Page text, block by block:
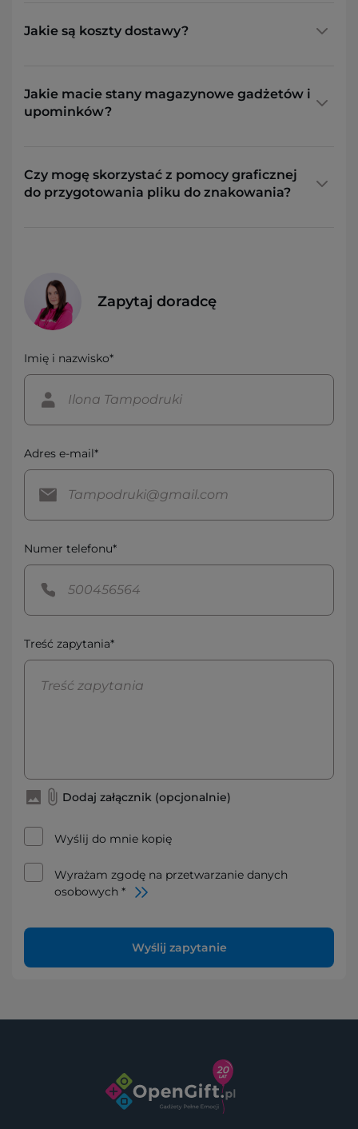
Jakie są koszty dostawy?
Jakie macie stany magazynowe gadżetów i
upominków?
Czy mogę skorzystać z pomocy graficznej
do przygotowania pliku do znakowania?
Zapytaj doradcę
Imię i nazwisko*
Adres e-mail*
Numer telefonu*
Treść zapytania*
Dodaj załącznik (opcjonalnie)
Wyślij do mnie kopię
Wyrażam zgodę na przetwarzanie danych
osobowych *
Wyślij zapytanie